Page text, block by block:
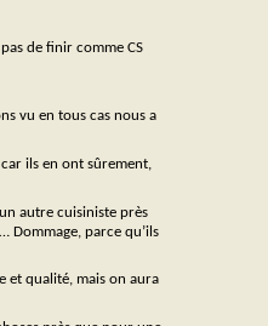
de finir comme CS
vu en tous cas nous a
ils en ont sûrement,
autre cuisiniste près
Dommage, parce qu’ils
et qualité, mais on aura